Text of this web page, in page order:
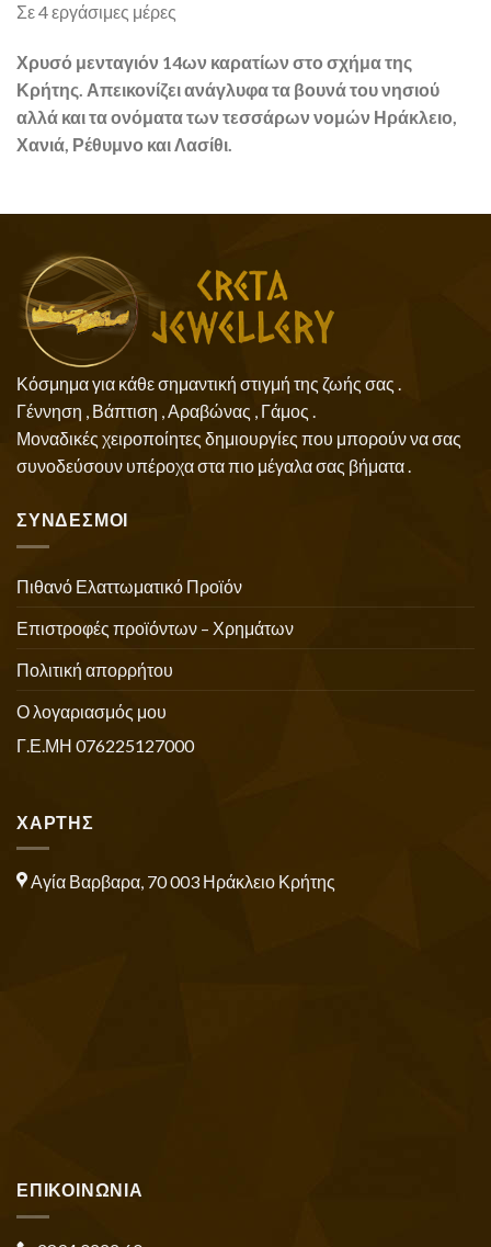
Σε 4 εργάσιμες μέρες
Χρυσό μενταγιόν 14ων καρατίων στο σχήμα της
Κρήτης. Απεικονίζει ανάγλυφα τα βουνά του νησιού
αλλά και τα ονόματα των τεσσάρων νομών Ηράκλειο,
Χανιά, Ρέθυμνο και Λασίθι.
Κόσμημα για κάθε σημαντική στιγμή της ζωής σας .
Γέννηση , Βάπτιση , Αραβώνας , Γάμος .
Μοναδικές χειροποίητες δημιουργίες που μπορούν να σας
συνοδεύσουν υπέροχα στα πιο μέγαλα σας βήματα .
ΣΥΝΔΕΣΜΟΙ
Πιθανό Ελαττωματικό Προϊόν
Επιστροφές προϊόντων – Χρημάτων
Πολιτική απορρήτου
Ο λογαριασμός μου
Γ.Ε.ΜΗ 076225127000
ΧΑΡΤΗΣ
Αγία Βαρβαρα, 70 003 Ηράκλειο Κρήτης
ΕΠΙΚΟΙΝΩΝΙΑ